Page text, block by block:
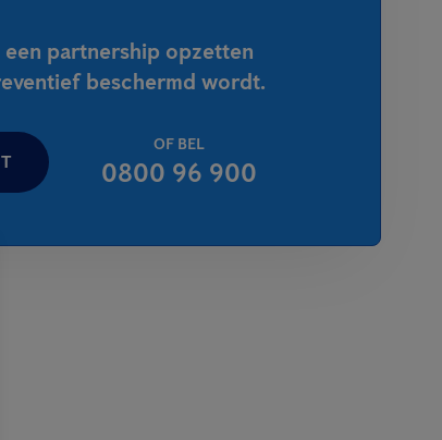
partnership opzetten
beschermd wordt.
OF BEL
0800 96 900